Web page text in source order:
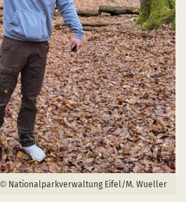
Nationalparkverwaltung Eifel/M. Wueller